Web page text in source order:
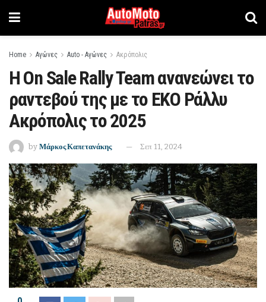
Home Αγώνες Auto - Αγώνες Ακρόπολις
Η On Sale Rally Team ανανεώνει το
ραντεβού της με το ΕΚΟ Ράλλυ
Ακρόπολις το 2025
by Μάρκος Καπετανάκης Σεπ 11, 2024